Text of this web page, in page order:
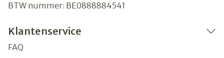
BTW nummer: BE0888884541
Klantenservice
FAQ